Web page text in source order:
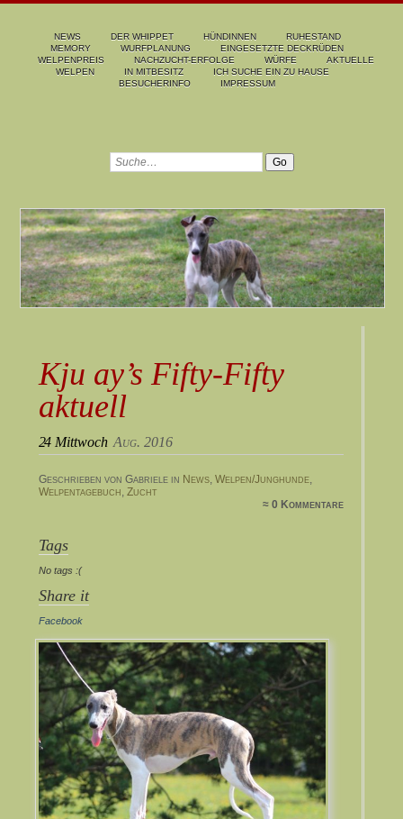
NEWS DER WHIPPET HÜNDINNEN
RUHESTAND
MEMORY
WURFPLANUNG
EINGESETZTE DECKRÜDEN
WELPENPREIS
NACHZUCHT-ERFOLGE WÜRFE
AKTUELLE
WELPEN
IN MITBESITZ
ICH SUCHE EIN ZU HAUSE
BESUCHERINFO
IMPRESSUM
Kju ay’s Fifty-Fifty
aktuell
24 Mittwoch Aug. 2016
Geschrieben von Gabriele in News, Welpen/Junghunde,
Welpentagebuch, Zucht
≈ 0 Kommentare
Tags
No tags :(
Share it
Facebook